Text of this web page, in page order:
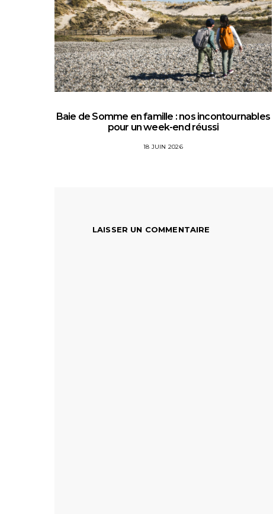
Baie de Somme en famille : nos incontournables
pour un week-end réussi
18 JUIN 2026
LAISSER UN COMMENTAIRE